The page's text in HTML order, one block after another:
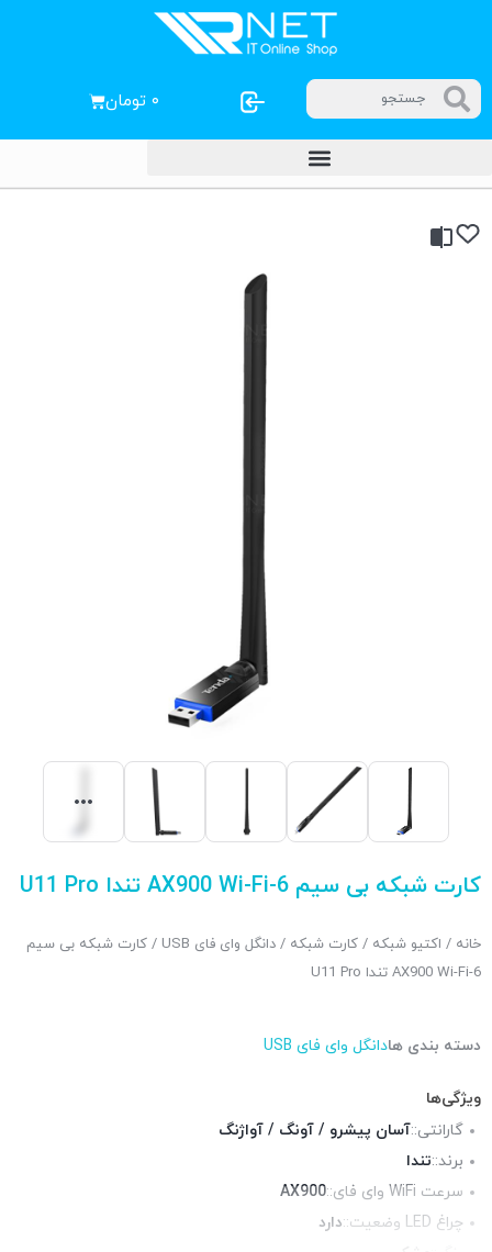
۰ تومان
کارت شبکه بی سیم AX900 Wi-Fi-6 تندا U11 Pro
خانه / اکتیو شبکه / کارت شبکه / دانگل وای فای USB
/ کارت شبکه بی سیم
AX900 Wi-Fi-6 تندا U11 Pro
دسته بندی هادانگل وای فای USB
ویژگی‌ها
گارانتی::آسان پیشرو / آونگ / آواژنگ
برند::تندا
سرعت WiFi وای فای::
AX900
چراغ LED وضعیت::
دارد